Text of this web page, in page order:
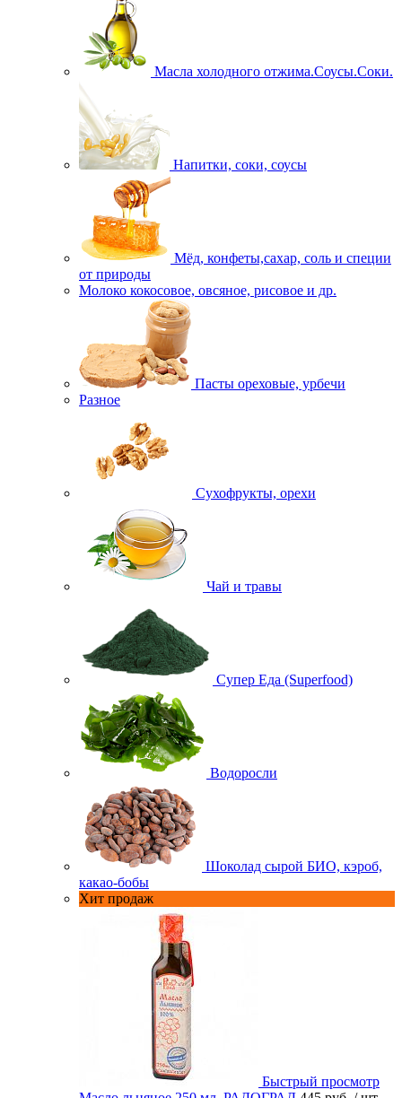
Масла холодного отжима.Соусы.Соки.
Напитки, соки, соусы
Мёд, конфеты,сахар, соль и специи
от природы
Молоко кокосовое, овсяное, рисовое и др.
Пасты ореховые, урбечи
Разное
Сухофрукты, орехи
Чай и травы
Супер Еда (Superfood)
Водоросли
Шоколад сырой БИО, кэроб,
какао-бобы
Хит продаж
Быстрый просмотр